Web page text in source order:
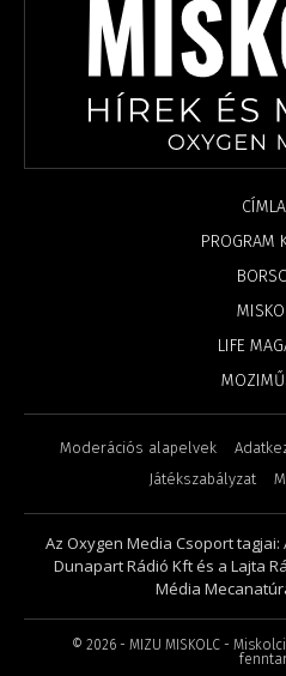
PROGRAM
LIFE
Moderációs alapelvek
Játékszabályzat
Az Oxygen Media Csoport
Dunapart Rádió Kft és a Lajta
Média
© 2026- MIZU MISKOLC -